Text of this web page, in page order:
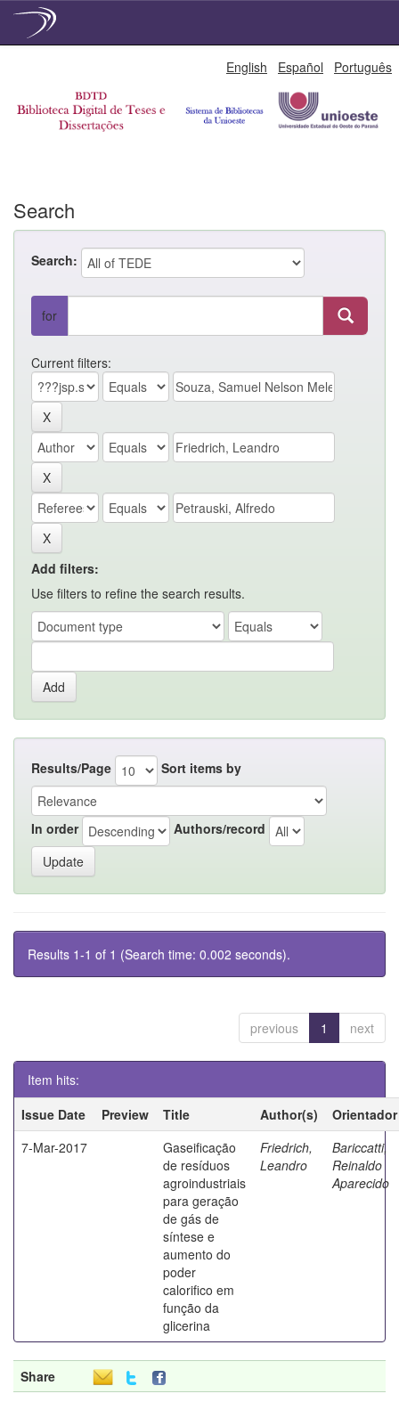
English Español Português
Search
Search:
for
Current filters:
Add filters:
Use filters to refine the search results.
Results/Page Sort items by
In order Authors/record
Results 1-1 of 1 (Search time: 0.002 seconds).
previous 1 next
Item hits:
Issue Date
Preview Title Author(s)
Orientador
7-Mar-2017
Gaseificação
de resíduos
agroindustriais
para geração
de gás de
síntese e
aumento do
poder
calorifico em
função da
glicerina
Friedrich,
Leandro
Bariccatti,
Reinaldo
Aparecido
Share